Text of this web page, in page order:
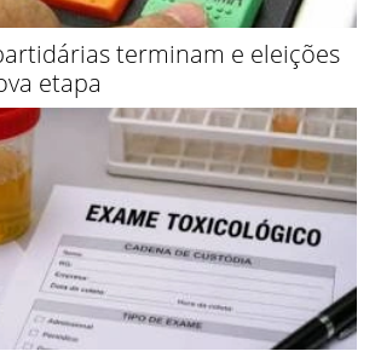
terminam e eleições
etapa